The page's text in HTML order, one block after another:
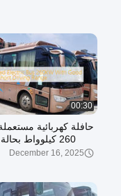
00:30
260 كيلوواط
December 16, 2025